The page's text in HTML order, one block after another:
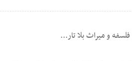
و میراث بلا تار...